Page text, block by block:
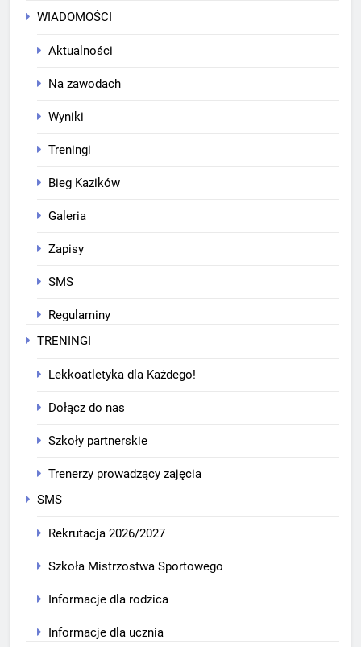
WIADOMOŚCI
Aktualności
Na zawodach
Wyniki
Treningi
Bieg Kazików
Galeria
Zapisy
SMS
Regulaminy
TRENINGI
Lekkoatletyka dla Każdego!
Dołącz do nas
Szkoły partnerskie
Trenerzy prowadzący zajęcia
SMS
Rekrutacja 2026/2027
Szkoła Mistrzostwa Sportowego
Informacje dla rodzica
Informacje dla ucznia